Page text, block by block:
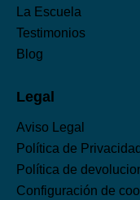
La Escuela
Testimonios
Blog
Legal
Aviso Legal
Política de Privacidad
Política de
Configuración de